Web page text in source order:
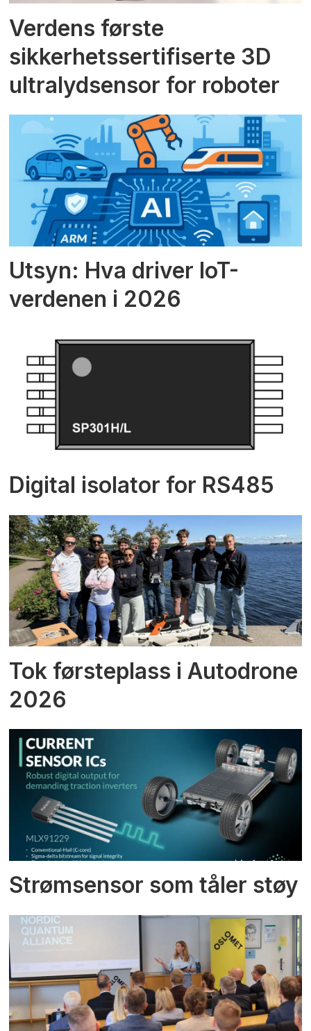
Verdens første
sikkerhetssertifiserte 3D
ultralydsensor for roboter
Utsyn: Hva driver IoT-
verdenen i 2026
Digital isolator for RS485
Tok førsteplass i Autodrone
2026
Strømsensor som tåler støy